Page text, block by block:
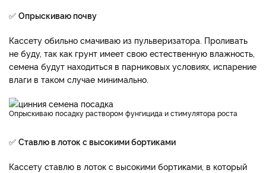
✅ Опрыскиваю почву
Кассету обильно смачиваю из пульверизатора. Проливать
не буду, так как грунт имеет свою естественную влажность,
семена будут находиться в парниковых условиях, испарение
влаги в таком случае минимально.
Опрыскиваю посадку раствором фунгицида и стимулятора роста
✅ Ставлю в лоток с высокими бортиками
Кассету ставлю в лоток с высокими бортиками, в который